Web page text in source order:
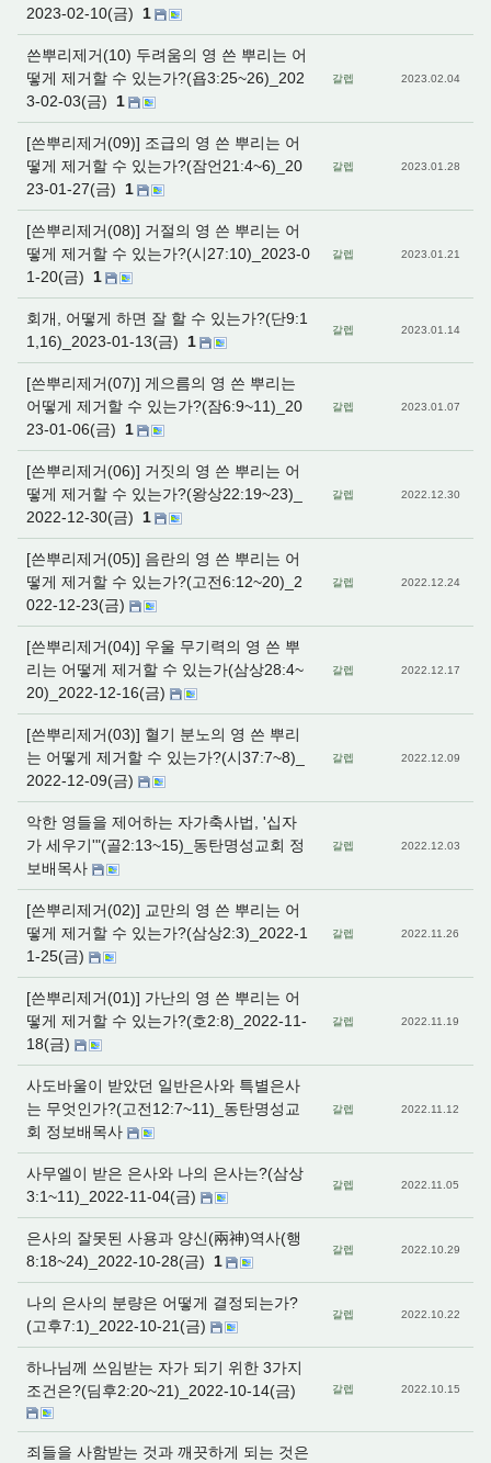
2023-02-10(금)
1
쓴뿌리제거(10) 두려움의 영 쓴 뿌리는 어
떻게 제거할 수 있는가?(욥3:25~26)_202
3-02-03(금)
1
갈렙 2023.02.04
[쓴뿌리제거(09)] 조급의 영 쓴 뿌리는 어
떻게 제거할 수 있는가?(잠언21:4~6)_20
23-01-27(금)
1
갈렙 2023.01.28
[쓴뿌리제거(08)] 거절의 영 쓴 뿌리는 어
떻게 제거할 수 있는가?(시27:10)_2023-0
1-20(금)
1
갈렙 2023.01.21
회개, 어떻게 하면 잘 할 수 있는가?(단9:1
1,16)_2023-01-13(금)
1
갈렙 2023.01.14
[쓴뿌리제거(07)] 게으름의 영 쓴 뿌리는
어떻게 제거할 수 있는가?(잠6:9~11)_20
23-01-06(금)
1
갈렙 2023.01.07
[쓴뿌리제거(06)] 거짓의 영 쓴 뿌리는 어
떻게 제거할 수 있는가?(왕상22:19~23)_
2022-12-30(금)
1
갈렙 2022.12.30
[쓴뿌리제거(05)] 음란의 영 쓴 뿌리는 어
떻게 제거할 수 있는가?(고전6:12~20)_2
022-12-23(금)
갈렙 2022.12.24
[쓴뿌리제거(04)] 우울 무기력의 영 쓴 뿌
리는 어떻게 제거할 수 있는가(삼상28:4~
20)_2022-12-16(금)
갈렙 2022.12.17
[쓴뿌리제거(03)] 혈기 분노의 영 쓴 뿌리
는 어떻게 제거할 수 있는가?(시37:7~8)_
2022-12-09(금)
갈렙 2022.12.09
악한 영들을 제어하는 자가축사법, '십자
가 세우기'"(골2:13~15)_동탄명성교회 정
보배목사
갈렙 2022.12.03
[쓴뿌리제거(02)] 교만의 영 쓴 뿌리는 어
떻게 제거할 수 있는가?(삼상2:3)_2022-1
1-25(금)
갈렙 2022.11.26
[쓴뿌리제거(01)] 가난의 영 쓴 뿌리는 어
떻게 제거할 수 있는가?(호2:8)_2022-11-
18(금)
갈렙 2022.11.19
사도바울이 받았던 일반은사와 특별은사
는 무엇인가?(고전12:7~11)_동탄명성교
회 정보배목사
갈렙 2022.11.12
사무엘이 받은 은사와 나의 은사는?(삼상
3:1~11)_2022-11-04(금)
갈렙 2022.11.05
은사의 잘못된 사용과 양신(兩神)역사(행
8:18~24)_2022-10-28(금)
1
갈렙 2022.10.29
나의 은사의 분량은 어떻게 결정되는가?
(고후7:1)_2022-10-21(금)
갈렙 2022.10.22
하나님께 쓰임받는 자가 되기 위한 3가지
조건은?(딤후2:20~21)_2022-10-14(금)
갈렙 2022.10.15
죄들을 사함받는 것과 깨끗하게 되는 것은